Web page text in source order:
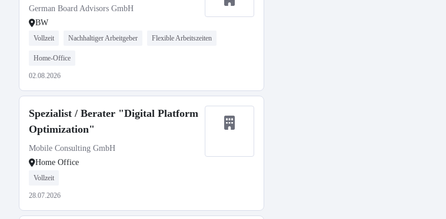
German Board Advisors GmbH
BW
Vollzeit Nachhaltiger Arbeitgeber Flexible Arbeitszeiten
Home-Office
02.08.2026
Spezialist / Berater "Digital Platform
Optimization"
Mobile Consulting GmbH
Home Office
Vollzeit
28.07.2026